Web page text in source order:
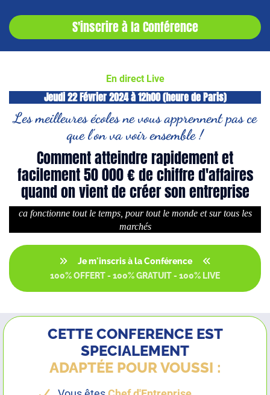
S'inscrire à la Conférence
En direct Live
Jeudi 22 Février 2024 à 12h00 (heure de Paris)
Les meilleures écoles ne vous apprennent pas ce
que l'on va voir ensemble !
Comment atteindre rapidement et
facilement 50 000 € de chiffre d'affaires
quand on vient de créer son entreprise
ca fonctionne tout le temps, pour tout le monde et sur tous les
marchés
Je m'inscris à la Conférence
100% OFFERT - 100% GRATUIT - 100% LIVE
CETTE CONFERENCE EST
SPECIALEMENT
ADAPTÉE POUR VOUSSI :